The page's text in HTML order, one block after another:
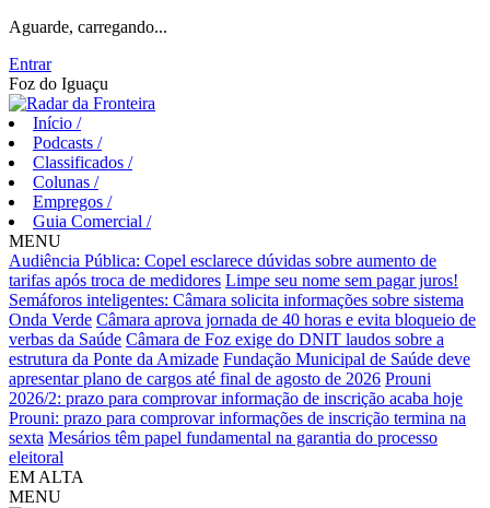
Aguarde, carregando...
Entrar
Foz do Iguaçu
Início /
Podcasts /
Classificados /
Colunas /
Empregos /
Guia Comercial /
MENU
Audiência Pública: Copel esclarece dúvidas sobre aumento de
tarifas após troca de medidores Limpe seu nome sem pagar juros!
Semáforos inteligentes: Câmara solicita informações sobre sistema
Onda Verde Câmara aprova jornada de 40 horas e evita bloqueio de
verbas da Saúde Câmara de Foz exige do DNIT laudos sobre a
estrutura da Ponte da Amizade Fundação Municipal de Saúde deve
apresentar plano de cargos até final de agosto de 2026 Prouni
2026/2: prazo para comprovar informação de inscrição acaba hoje
Prouni: prazo para comprovar informações de inscrição termina na
sexta Mesários têm papel fundamental na garantia do processo
eleitoral
EM ALTA
MENU